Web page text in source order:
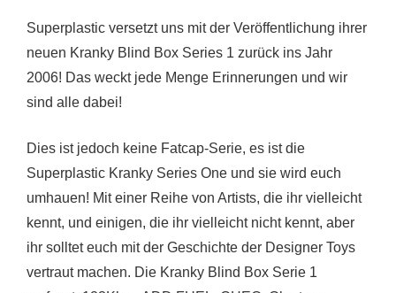
Superplastic versetzt uns mit der Veröffentlichung ihrer
neuen Kranky Blind Box Series 1 zurück ins Jahr
2006! Das weckt jede Menge Erinnerungen und wir
sind alle dabei!
Dies ist jedoch keine Fatcap-Serie, es ist die
Superplastic Kranky Series One und sie wird euch
umhauen! Mit einer Reihe von Artists, die ihr vielleicht
kennt, und einigen, die ihr vielleicht nicht kennt, aber
ihr solltet euch mit der Geschichte der Designer Toys
vertraut machen. Die Kranky Blind Box Serie 1